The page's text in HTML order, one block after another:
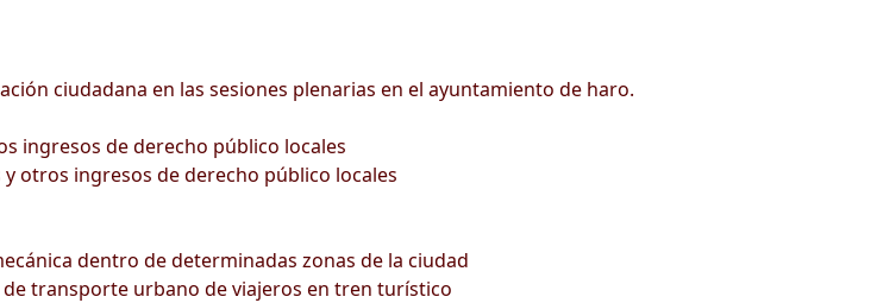
ciudadana en las sesiones plenarias en el ayuntamiento de haro.
ingresos de derecho público locales
otros ingresos de derecho público locales
dentro de determinadas zonas de la ciudad
transporte urbano de viajeros en tren turístico